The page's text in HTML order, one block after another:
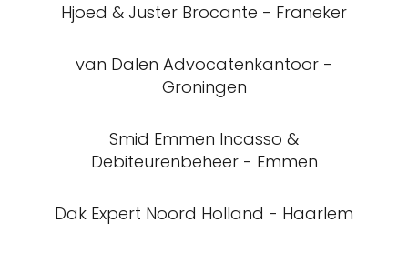
Hjoed & Juster Brocante - Franeker
van Dalen Advocatenkantoor -
Groningen
Smid Emmen Incasso &
Debiteurenbeheer - Emmen
Dak Expert Noord Holland - Haarlem